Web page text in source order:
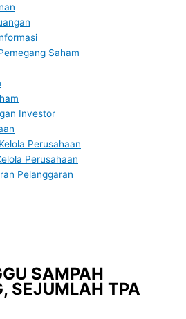
Saham
Investor
Perusahaan
Perusahaan
Pelanggaran
SAMPAH
SEJUMLAH TPA